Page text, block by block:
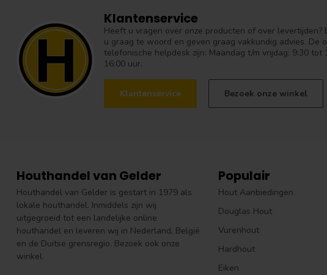
Klantenservice
Heeft u vragen over onze producten of over levertijden?
u graag te woord en geven graag vakkundig advies. De
telefonische helpdesk zijn: Maandag t/m vrijdag: 9:30 tot
16:00 uur.
Klantenservice Bezoek onze winkel
Houthandel van Gelder
Houthandel van Gelder is gestart in 1979 als
lokale houthandel. Inmiddels zijn wij
uitgegroeid tot een landelijke online
houthandel en leveren wij in Nederland, België
en de Duitse grensregio. Bezoek ook onze
winkel.
Populair
Hout Aanbiedingen
Douglas Hout
Vurenhout
Hardhout
Eiken